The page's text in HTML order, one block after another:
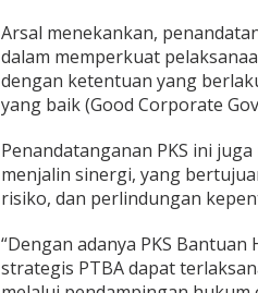
Arsal menekankan,
dalam memperkuat
dengan ketentuan yang
yang baik (Good Corporate
Penandatanganan PKS ini
menjalin sinergi, yang
risiko, dan perlindungan
“Dengan adanya PKS
strategis PTBA dapat